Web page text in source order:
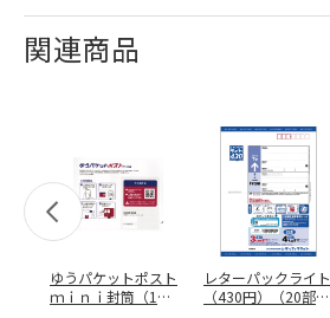
関連商品
ゆうパケットポスト
ｍｉｎｉ封筒（1個
レターパックライト
（430円）（20部セ